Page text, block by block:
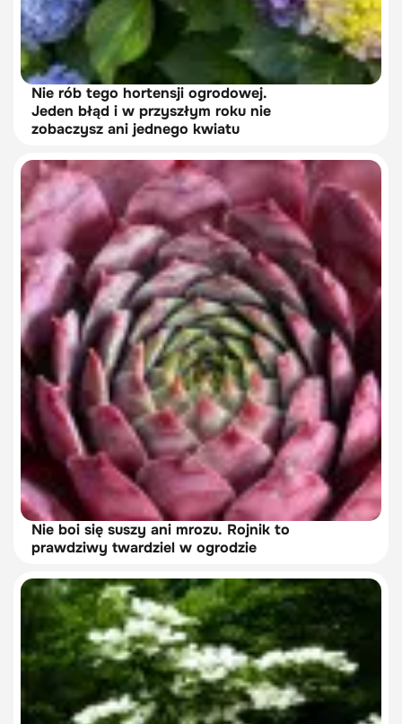
Nie rób tego hortensji ogrodowej.
Jeden błąd i w przyszłym roku nie
zobaczysz ani jednego kwiatu
Nie boi się suszy ani mrozu. Rojnik to
prawdziwy twardziel w ogrodzie